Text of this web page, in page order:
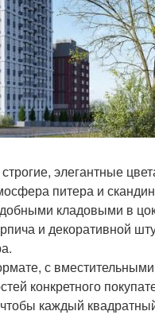
элегантные
питера и
кладовыми в
и декоративной
с
конкретного
каждый